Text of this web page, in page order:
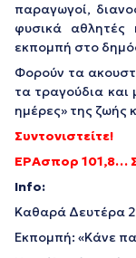
παραγωγοί,
φυσικά αθλητές
εκπομπή στο
Φορούν τα
τα τραγούδια και
ημέρες» της ζωής
Συντονιστείτε!
ΕΡΑσπορ 101,8…
Info:
Καθαρά Δευτέρα
Εκπομπή: «Κάνε